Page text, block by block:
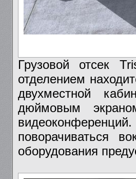
Грузовой отсек
отделением
двухместной
дюймовым
поворачиваться
оборудования